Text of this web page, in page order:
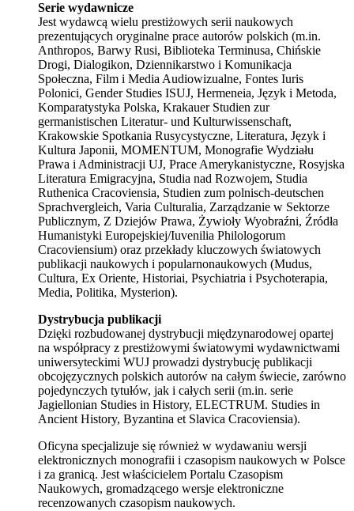
Serie wydawnicze
Jest wydawcą wielu prestiżowych serii naukowych
prezentujących oryginalne prace autorów polskich (m.in.
Anthropos, Barwy Rusi, Biblioteka Terminusa, Chińskie
Drogi, Dialogikon, Dziennikarstwo i Komunikacja
Społeczna, Film i Media Audiowizualne, Fontes Iuris
Polonici, Gender Studies ISUJ, Hermeneia, Język i Metoda,
Komparatystyka Polska, Krakauer Studien zur
germanistischen Literatur- und Kulturwissenschaft,
Krakowskie Spotkania Rusycystyczne, Literatura, Język i
Kultura Japonii, MOMENTUM, Monografie Wydziału
Prawa i Administracji UJ, Prace Amerykanistyczne, Rosyjska
Literatura Emigracyjna, Studia nad Rozwojem, Studia
Ruthenica Cracoviensia, Studien zum polnisch-deutschen
Sprachvergleich, Varia Culturalia, Zarządzanie w Sektorze
Publicznym, Z Dziejów Prawa, Żywioły Wyobraźni, Źródła
Humanistyki Europejskiej/Iuvenilia Philologorum
Cracoviensium) oraz przekłady kluczowych światowych
publikacji naukowych i popularnonaukowych (Mudus,
Cultura, Ex Oriente, Historiai, Psychiatria i Psychoterapia,
Media, Politika, Mysterion).
Dystrybucja publikacji
Dzięki rozbudowanej dystrybucji międzynarodowej opartej
na współpracy z prestiżowymi światowymi wydawnictwami
uniwersyteckimi WUJ prowadzi dystrybucję publikacji
obcojęzycznych polskich autorów na całym świecie, zarówno
pojedynczych tytułów, jak i całych serii (m.in. serie
Jagiellonian Studies in History, ELECTRUM. Studies in
Ancient History, Byzantina et Slavica Cracoviensia).
Oficyna specjalizuje się również w wydawaniu wersji
elektronicznych monografii i czasopism naukowych w Polsce
i za granicą. Jest właścicielem Portalu Czasopism
Naukowych, gromadzącego wersje elektroniczne
recenzowanych czasopism naukowych.